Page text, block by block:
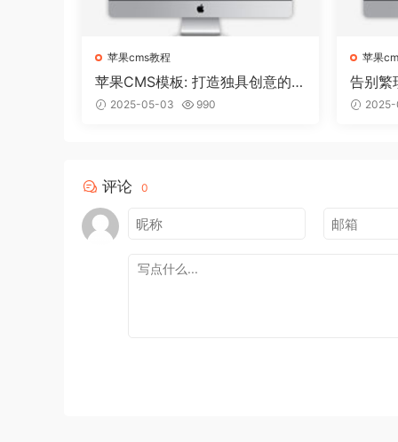
苹果cms教程
苹果CMS模板: 打造独具创意的
个人博客！
2025-05-03 990
苹果
告别繁
轻松搭
评论 0